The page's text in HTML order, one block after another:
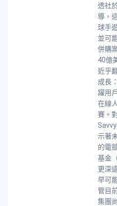
透社
導，
球手
並可
併購
40億
近乎
成長
躍用
在線
賽。
示著
的電
基金
更深
早可
管目
集團